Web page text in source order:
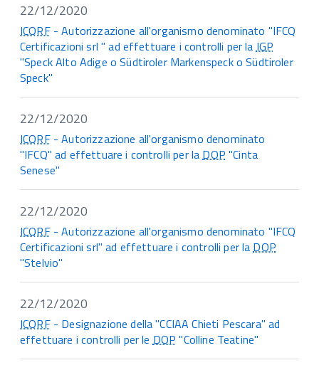
22/12/2020
ICQRF- Autorizzazione all'organismo denominato "IFCQ
Certificazioni srl " ad effettuare i controlli per laIGP
"Speck Alto Adige o Südtiroler Markenspeck o Südtiroler
Speck"
22/12/2020
ICQRF- Autorizzazione all'organismo denominato
"IFCQ" ad effettuare i controlli per laDOP "Cinta
Senese"
22/12/2020
ICQRF- Autorizzazione all'organismo denominato "IFCQ
Certificazioni srl" ad effettuare i controlli per laDOP
"Stelvio"
22/12/2020
ICQRF- Designazione della "CCIAA Chieti Pescara" ad
effettuare i controlli per leDOP "Colline Teatine"